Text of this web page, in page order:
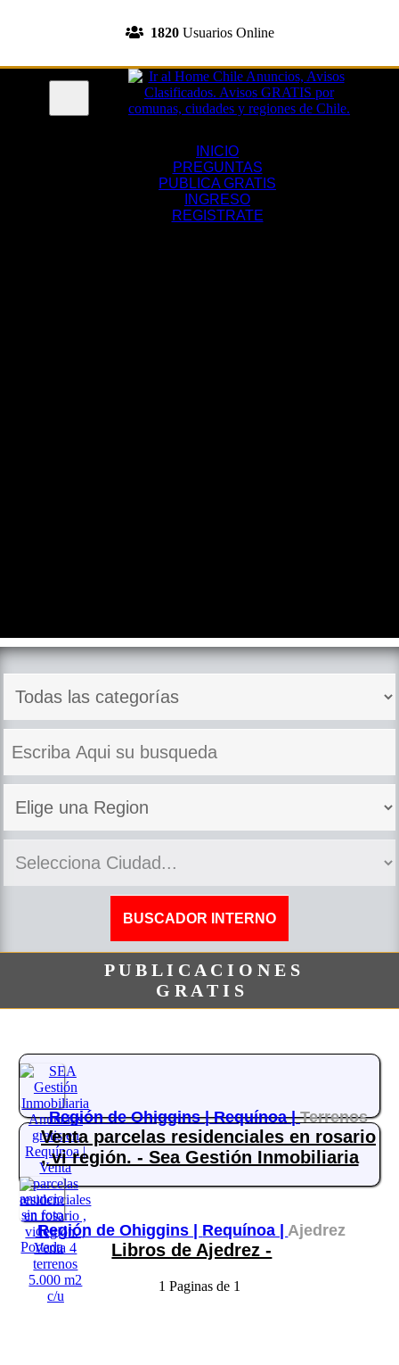
1820Usuarios Online
INICIO
PREGUNTAS
PUBLICA GRATIS
INGRESO
REGISTRATE
P U B L I C A C I O N E S
G R A T I S
Región de Ohiggins |Requínoa |Terrenos
Venta parcelas residenciales en rosario
, vi región. - Sea Gestión Inmobiliaria
Región de Ohiggins | Requínoa |Ajedrez
Libros de Ajedrez -
1 Paginas de 1